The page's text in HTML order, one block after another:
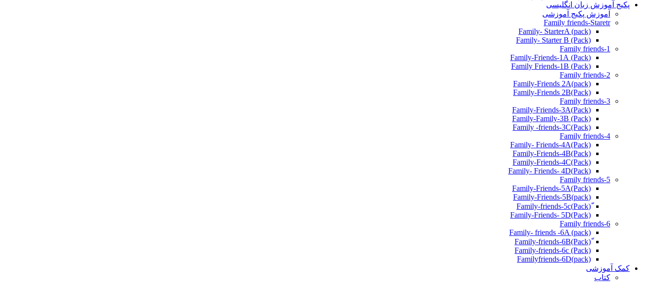
پکیج آموزش زبان انگلیسی
آموزش پکیج آموزشی
Family friends-Staretr
Family- StarterA (pack)
Family- Starter B (Pack)
Family friends-1
(Pack) Family-Friends-1A
(Pack) Family Friends-1B
Family friends-2
Family-Friends 2A(pack)
Family-Friends 2B(Pack)
Family friends-3
(Pack)Family-Friends-3A
Family-Family-3B (Pack)
Family -friends-3C(Pack)
Family friends-4
Family- Friends-4A(Pack)
Family-Friends-4B(Pack)
Family-Friends-4C(Pack)
(Pack)Family- Friends- 4D
Family friends-5
Family-Friends-5A(Pack)
(pack)Family-Friends-5B
ّ(Pack)Family-friends-5c
Family-Friends- 5D(Pack)
Family friends-6
Family- friends -6A (pack)
Family-friends-6c (Pack)
Familyfriends-6D(pack)
کمک آموزشی
کتاب